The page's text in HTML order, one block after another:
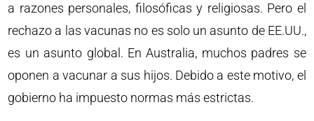
a razones personales, filosóficas y religiosas. Pero el
rechazo a las vacunas no es solo un asunto de EE.UU.,
es un asunto global. En Australia, muchos padres se
oponen a vacunar a sus hijos. Debido a este motivo, el
gobierno ha impuesto normas más estrictas.